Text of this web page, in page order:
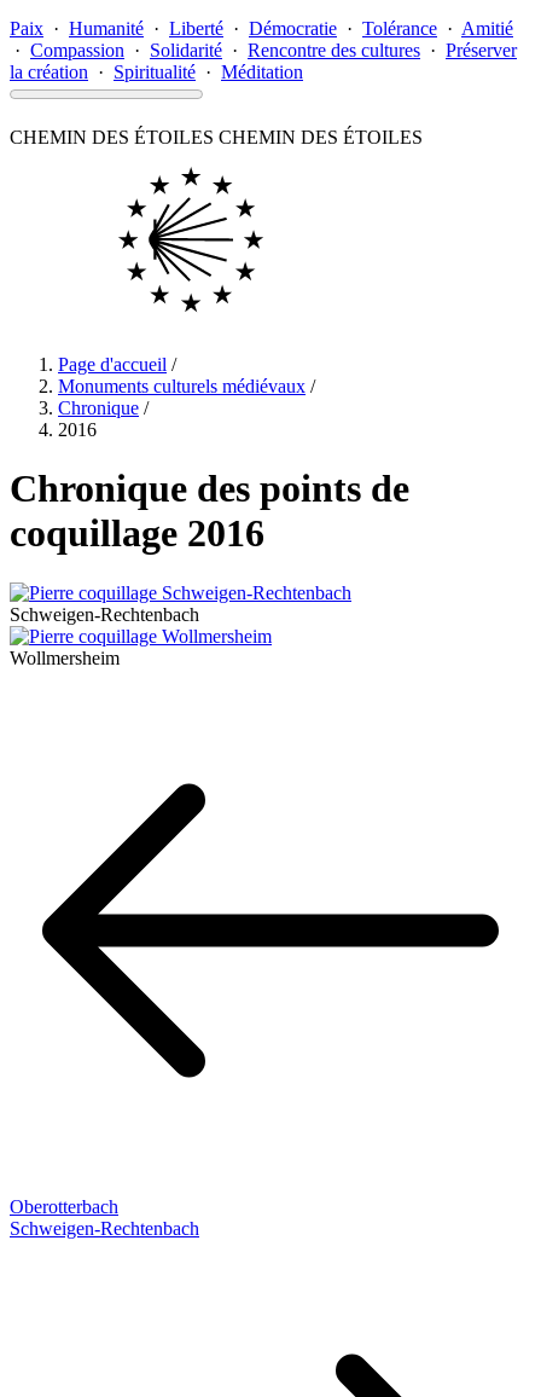
Paix · Humanité · Liberté · Démocratie · Tolérance · Amitié
· Compassion · Solidarité · Rencontre des cultures · Préserver
la création · Spiritualité · Méditation
CHEMIN DES ÉTOILES CHEMIN DES ÉTOILES
Page d'accueil /
Monuments culturels médiévaux /
Chronique /
2016
Chronique des points de
coquillage 2016
Schweigen-Rechtenbach
Wollmersheim
Oberotterbach
Schweigen-Rechtenbach